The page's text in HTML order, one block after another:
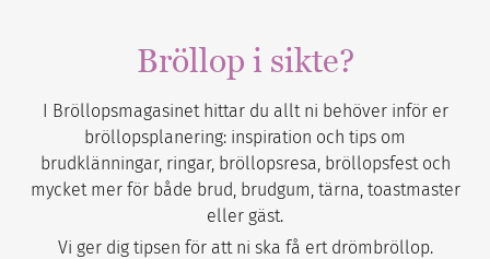
Bröllop i sikte?
I Bröllopsmagasinet hittar du allt ni behöver inför er
bröllopsplanering: inspiration och tips om
brudklänningar, ringar, bröllopsresa, bröllopsfest och
mycket mer för både brud, brudgum, tärna, toastmaster
eller gäst.
Vi ger dig tipsen för att ni ska få ert drömbröllop.